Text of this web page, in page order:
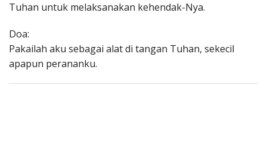
Tuhan untuk melaksanakan kehendak-Nya.
Doa:
Pakailah aku sebagai alat di tangan Tuhan, sekecil
apapun perananku.